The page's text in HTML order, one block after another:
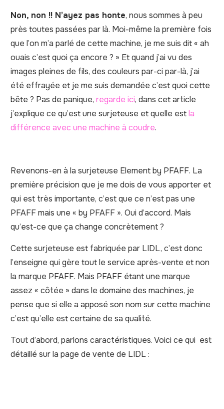
Non, non !! N’ayez pas honte, nous sommes à peu
près toutes passées par là. Moi-même la première fois
que l’on m’a parlé de cette machine, je me suis dit « ah
ouais c’est quoi ça encore ? » Et quand j’ai vu des
images pleines de fils, des couleurs par-ci par-là, j’ai
été effrayée et je me suis demandée c’est quoi cette
bête ? Pas de panique, regarde ici, dans cet article
j’explique ce qu’est une surjeteuse et quelle estla
différence avec une machine à coudre.
Revenons-en à la surjeteuse Element by PFAFF. La
première précision que je me dois de vous apporter et
qui est très importante, c’est que ce n’est pas une
PFAFF mais une « by PFAFF ». Oui d’accord. Mais
qu’est-ce que ça change concrètement ?
Cette surjeteuse est fabriquée par LIDL, c’est donc
l’enseigne qui gère tout le service après-vente et non
la marque PFAFF. Mais PFAFF étant une marque
assez « côtée » dans le domaine des machines, je
pense que si elle a apposé son nom sur cette machine
c’est qu’elle est certaine de sa qualité.
Tout d’abord, parlons caractéristiques. Voici ce qui est
détaillé sur la page de vente de LIDL :